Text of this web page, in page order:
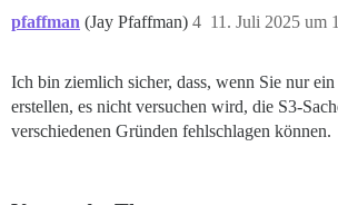
pfaffman (Jay Pfaffman) 11. Juli 2025 um
4
Ich bin ziemlich sicher, dass, wenn Sie nur
erstellen, es nicht versuchen wird, die S3-
verschiedenen Gründen fehlschlagen können.